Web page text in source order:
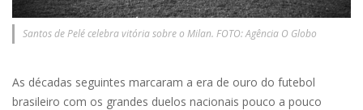
Santos de Pelé celebra vitória sobre o Milan. FOTO: Agência O Globo
As décadas seguintes marcaram a era de ouro do futebol
brasileiro com os grandes duelos nacionais pouco a pouco